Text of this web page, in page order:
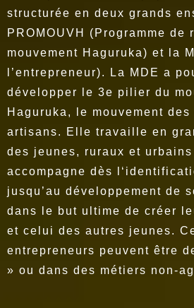
structurée en deux grands
PROMOUVH (Programme de
mouvement Haguruka) et la
l’entrepreneur). La MDE a
développer le 3e pilier du
Haguruka, le mouvement
artisans. Elle travaille en
des jeunes, ruraux et
accompagne dès
jusqu’au développement de
dans le but ultime de créer
et celui des autres jeunes.
entrepreneurs peuvent être
» ou dans des métiers non-